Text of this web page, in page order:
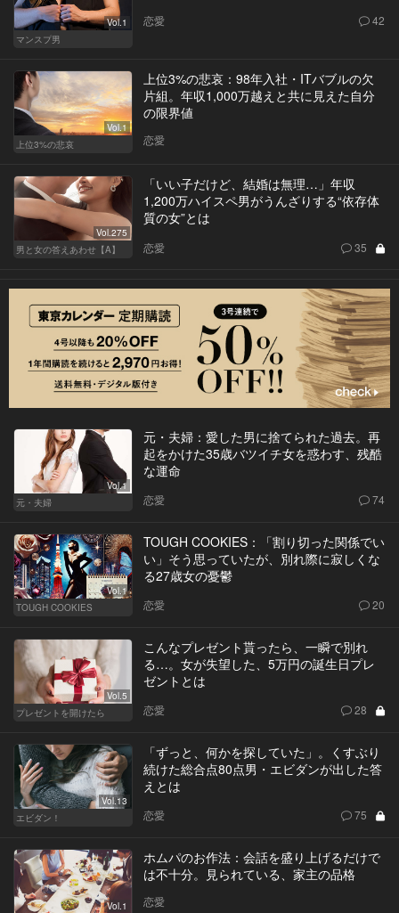
Vol.1
マンスプ男
恋愛 42
Vol.1
上位3%の悲哀
上位3%の悲哀：98年入社・ITバブルの欠
片組。年収1,000万越えと共に見えた自分
の限界値
恋愛
Vol.275
男と女の答えあわせ【A】
「いい子だけど、結婚は無理…」年収
1,200万ハイスペ男がうんざりする“依存体
質の女”とは
恋愛 35
Vol.1
元・夫婦
元・夫婦：愛した男に捨てられた過去。再
起をかけた35歳バツイチ女を惑わす、残酷
な運命
恋愛 74
Vol.1
TOUGH COOKIES
TOUGH COOKIES：「割り切った関係でい
い」そう思っていたが、別れ際に寂しくな
る27歳女の憂鬱
恋愛 20
Vol.5
プレゼントを開けたら
こんなプレゼント貰ったら、一瞬で別れ
る…。女が失望した、5万円の誕生日プレ
ゼントとは
恋愛 28
Vol.13
エビダン！
「ずっと、何かを探していた」。くすぶり
続けた総合点80点男・エビダンが出した答
えとは
恋愛 75
Vol.1
ホムパのお作法：会話を盛り上げるだけで
は不十分。見られている、家主の品格
恋愛